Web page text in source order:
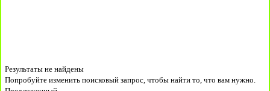
Результаты не найдены
Попробуйте изменить поисковый запрос, чтобы найти то, что вам нужно.